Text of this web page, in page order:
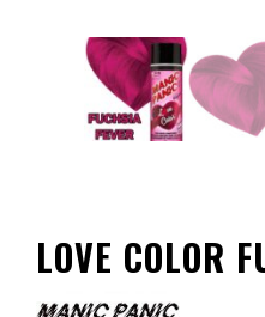
LOVE COLOR